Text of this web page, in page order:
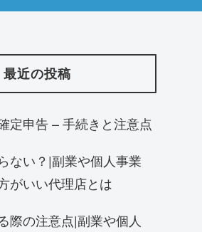
最近の投稿
定申告 – 手続きと注意点
ない？|副業や個人事業
がいい代理店とは
際の注意点|副業や個人